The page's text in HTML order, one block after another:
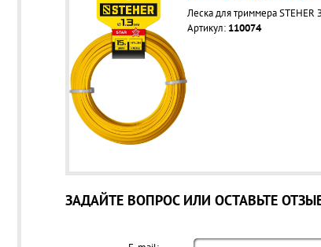
Леска для триммера
Артикул: 110074
ЗАДАЙТЕ ВОПРОС ИЛИ ОСТАВЬТЕ